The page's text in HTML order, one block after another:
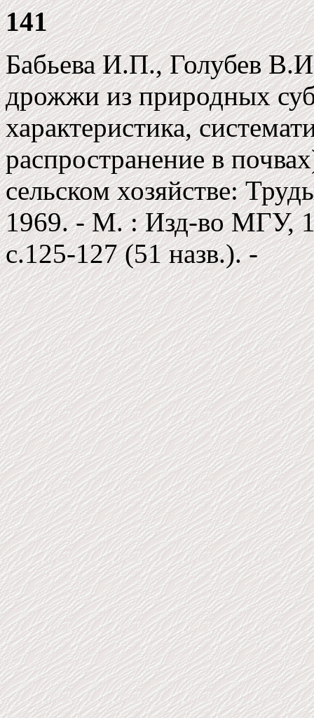
141
Бабьева И.П., Голубев
дрожжи из природных
характеристика,
распространение в
сельском хозяйстве:
1969. - М. : Изд-во МГУ,
c.125-127 (51 назв.). -